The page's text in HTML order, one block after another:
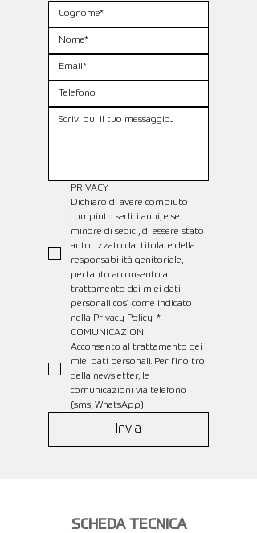
PRIVACY
Dichiaro di avere compiuto
compiuto sedici anni, e se
minore di sedici, di essere stato
autorizzato dal titolare della
responsabilità genitoriale,
pertanto acconsento al
trattamento dei miei dati
personali così come indicato
nella Privacy Policy. *
COMUNICAZIONI
Acconsento al trattamento dei
miei dati personali. Per l’inoltro
della newsletter, le
comunicazioni via telefono
(sms, WhatsApp)
Invia
SCHEDA TECNICA